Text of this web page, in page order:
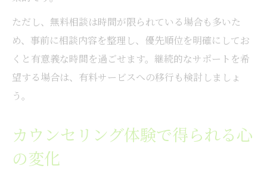
ただし、無料相談は時間が限られている場合も多いた
め、事前に相談内容を整理し、優先順位を明確にしてお
くと有意義な時間を過ごせます。継続的なサポートを希
望する場合は、有料サービスへの移行も検討しましょ
う。
カウンセリング体験で得られる心
の変化